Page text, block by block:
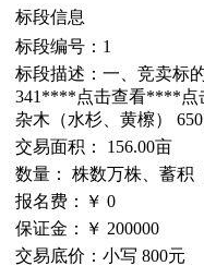
标段信息
标段编号：1
标段描述：一、竞卖标
341****点击查看****点
杂木（水杉、黄檫）
交易面积： 156.00亩
数量： 株数万株、蓄积
报名费：￥ 0
保证金：￥ 200000
交易底价：小写 800元